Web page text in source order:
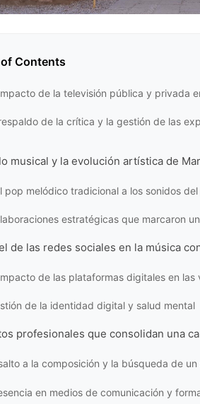
Contents
de la televisión pública y privada
de la crítica y la gestión de las
musical y la evolución artística de
pop melódico tradicional a los sonidos
estratégicas que marcaron
de las redes sociales en la música
de las plataformas digitales en las
de la identidad digital y salud mental
profesionales que consolidan una
a la composición y la búsqueda de
en medios de comunicación y